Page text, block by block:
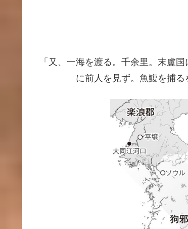
「又、一海を渡る。千余里。末盧
に前人を見ず。魚鰒を捕る